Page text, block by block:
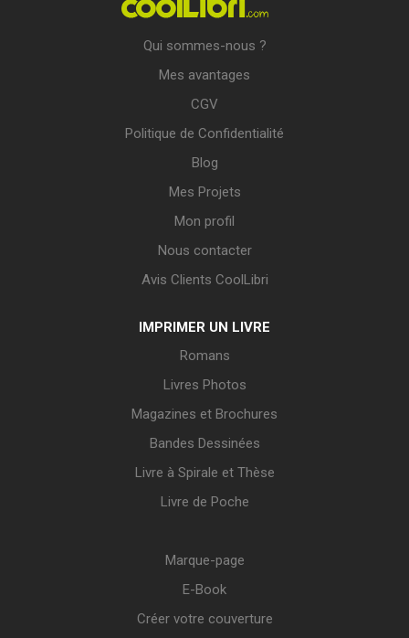
Qui sommes-nous ?
Mes avantages
CGV
Politique de Confidentialité
Blog
Mes Projets
Mon profil
Nous contacter
Avis Clients CoolLibri
IMPRIMER UN LIVRE
Romans
Livres Photos
Magazines et Brochures
Bandes Dessinées
Livre à Spirale et Thèse
Livre de Poche
Marque-page
E-Book
Créer votre couverture